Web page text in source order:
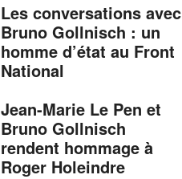
Les conversations avec
Bruno Gollnisch : un
homme d’état au Front
National
Jean-Marie Le Pen et
Bruno Gollnisch
rendent hommage à
Roger Holeindre